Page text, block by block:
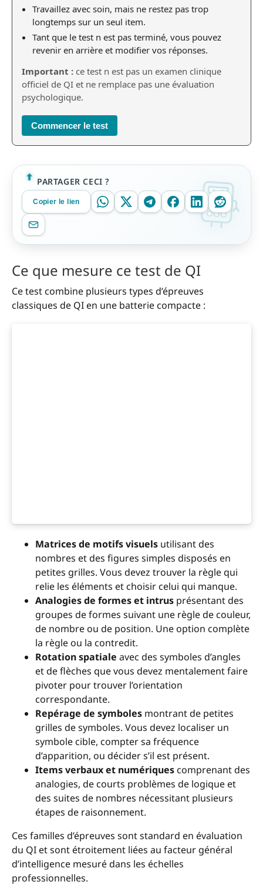
Travaillez avec soin, mais ne restez pas trop
longtemps sur un seul item.
Tant que le test n est pas terminé, vous pouvez
revenir en arrière et modifier vos réponses.
Important : ce test n est pas un examen clinique
officiel de QI et ne remplace pas une évaluation
psychologique.
Commencer le test
PARTAGER CECI ?
Copier le lien
Ce que mesure ce test de QI
Ce test combine plusieurs types d’épreuves
classiques de QI en une batterie compacte :
Matrices de motifs visuels utilisant des
nombres et des figures simples disposés en
petites grilles. Vous devez trouver la règle qui
relie les éléments et choisir celui qui manque.
Analogies de formes et intrus présentant des
groupes de formes suivant une règle de couleur,
de nombre ou de position. Une option complète
la règle ou la contredit.
Rotation spatiale avec des symboles d’angles
et de flèches que vous devez mentalement faire
pivoter pour trouver l’orientation
correspondante.
Repérage de symboles montrant de petites
grilles de symboles. Vous devez localiser un
symbole cible, compter sa fréquence
d’apparition, ou décider s’il est présent.
Items verbaux et numériques comprenant des
analogies, de courts problèmes de logique et
des suites de nombres nécessitant plusieurs
étapes de raisonnement.
Ces familles d’épreuves sont standard en évaluation
du QI et sont étroitement liées au facteur général
d’intelligence mesuré dans les échelles
professionnelles.